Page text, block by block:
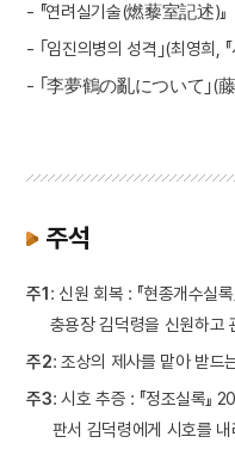
- 『연려실기술(燃藜室記述)』
- ｢임진의병의 성격｣(최영희,
- ｢李夢鶴の亂について｣(藤
주석
주1: 신원 회복 : 『현종개수실
충용장 김덕령을 신원하고
주2: 조상의 제사를 맡아 받드
주3: 시호 추증 : 『정조실록
판서 김덕령에게 시호를